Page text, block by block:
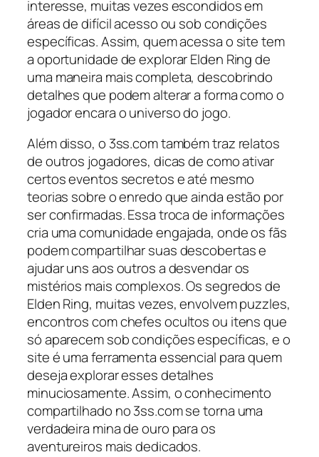
interesse, muitas vezes escondidos em
áreas de difícil acesso ou sob condições
específicas. Assim, quem acessa o site tem
a oportunidade de explorar Elden Ring de
uma maneira mais completa, descobrindo
detalhes que podem alterar a forma como o
jogador encara o universo do jogo.
Além disso, o 3ss.com também traz relatos
de outros jogadores, dicas de como ativar
certos eventos secretos e até mesmo
teorias sobre o enredo que ainda estão por
ser confirmadas. Essa troca de informações
cria uma comunidade engajada, onde os fãs
podem compartilhar suas descobertas e
ajudar uns aos outros a desvendar os
mistérios mais complexos. Os segredos de
Elden Ring, muitas vezes, envolvem puzzles,
encontros com chefes ocultos ou itens que
só aparecem sob condições específicas, e o
site é uma ferramenta essencial para quem
deseja explorar esses detalhes
minuciosamente. Assim, o conhecimento
compartilhado no 3ss.com se torna uma
verdadeira mina de ouro para os
aventureiros mais dedicados.